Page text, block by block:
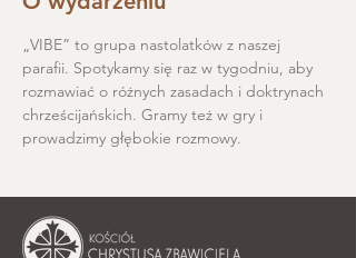
„VIBE” to grupa nastolatków z naszej
parafii. Spotykamy się raz w tygodniu, aby
rozmawiać o różnych zasadach i doktrynach
chrześcijańskich. Gramy też w gry i
prowadzimy głębokie rozmowy.